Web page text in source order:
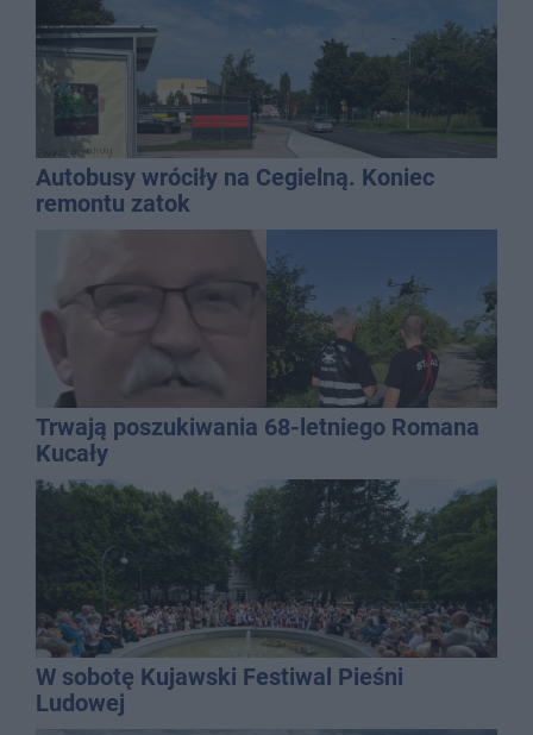
Autobusy wróciły na Cegielną. Koniec
remontu zatok
Trwają poszukiwania 68-letniego Romana
Kucały
W sobotę Kujawski Festiwal Pieśni
Ludowej